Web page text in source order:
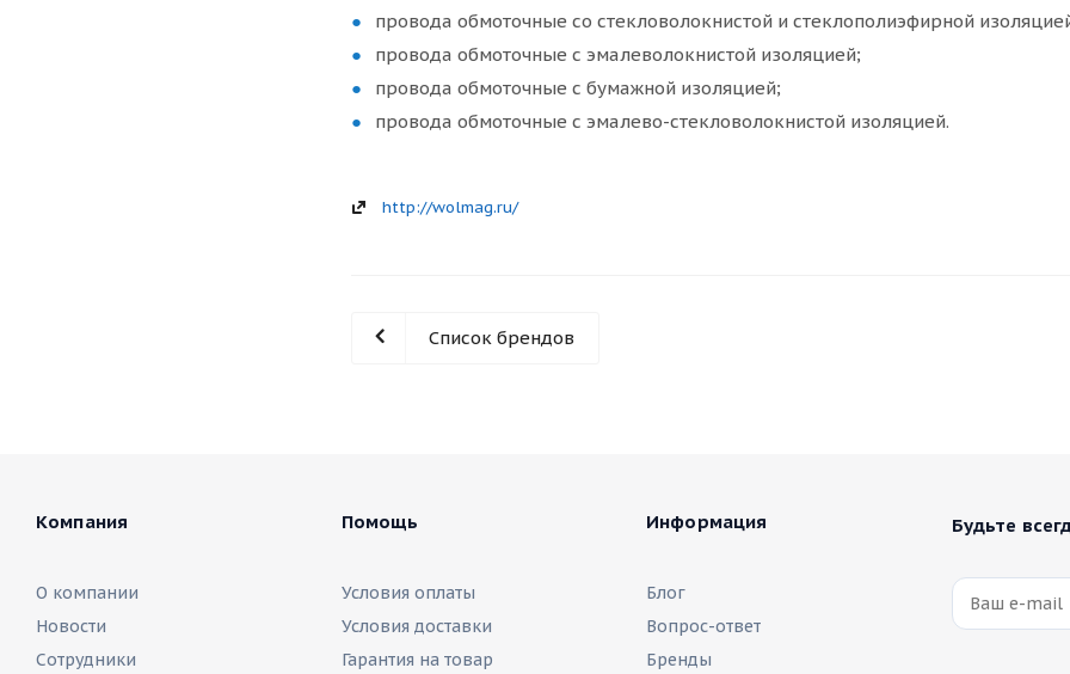
провода обмоточные со стекловолокнистой и стеклополиэфирной
провода обмоточные с эмалеволокнистой изоляцией;
провода обмоточные с бумажной изоляцией;
провода обмоточные с эмалево-стекловолокнистой изоляцией.
http://wolmag.ru/
Список брендов
Компания
О компании
Новости
Сотрудники
Помощь
Условия оплаты
Условия доставки
Гарантия на товар
Информация
Блог
Вопрос-ответ
Бренды
Будьте